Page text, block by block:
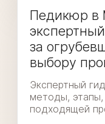
Педикюр в
за
выбору
Экспертный
методы, этапы,
подходящей